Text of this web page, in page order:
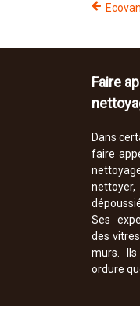
Faire
Dans
faire
Ses
des
murs.
ordure